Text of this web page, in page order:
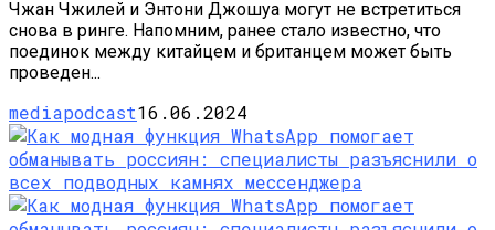
Чжан Чжилей и Энтони Джошуа могут не встретиться
снова в ринге. Напомним, ранее стало известно, что
поединок между китайцем и британцем может быть
проведен...
mediapodcast16.06.2024